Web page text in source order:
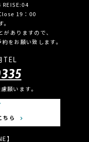
REISE:04
19：00
ありますので、
をお願い致します。
TEL
願います。
ちら
】